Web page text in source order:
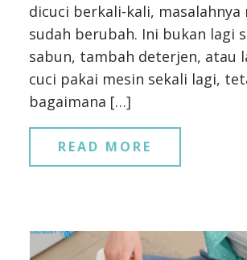
dicuci berkali-kali, masalahnya
sudah berubah. Ini bukan lagi
sabun, tambah deterjen, atau
cuci pakai mesin sekali lagi,
bagaimana […]
READ MORE